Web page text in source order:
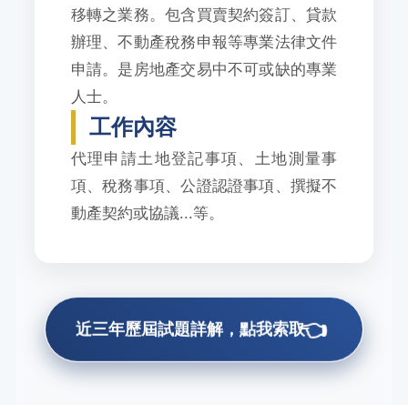
移轉之業務。包含買賣契約簽訂、貸款
辦理、不動產稅務申報等專業法律文件
申請。是房地產交易中不可或缺的專業
人士。
工作內容
代理申請土地登記事項、土地測量事
項、稅務事項、公證認證事項、撰擬不
動產契約或協議...等。
近三年歷屆試題詳解，點我索取👈